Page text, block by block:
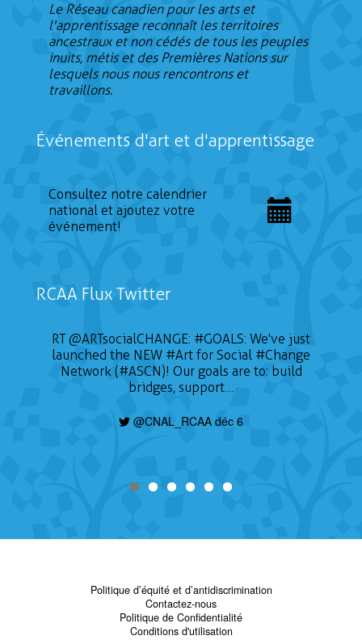
Le Réseau canadien pour les arts et
l'apprentissage reconnaît les territoires
ancestraux et non cédés de tous les peuples
inuits, métis et des Premières Nations sur
lesquels nous nous rencontrons et
travaillons.
Événements d'art et d'apprentissage
Consultez notre calendrier
national et ajoutez votre
événement!
RCAA Flux Twitter
RT@ARTsocialCHANGE: #GOALS: We've just
launched the NEW #Art for Social #Change
Network (#ASCN)! Our goals are to: build
bridges, support…
@CNAL_RCAA déc 6
Politique d’équité et d’antidiscrimination
Contactez-nous
Politique de Confidentialité
Conditions d'utilisation